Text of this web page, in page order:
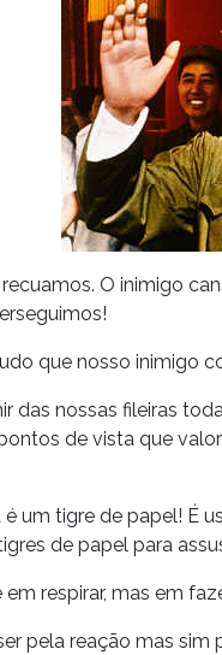
O inimigo
que nosso inimigo
das nossas fileiras
de vista que
um tigre de papel! É
de papel para
respirar, mas em
pela reação mas sim